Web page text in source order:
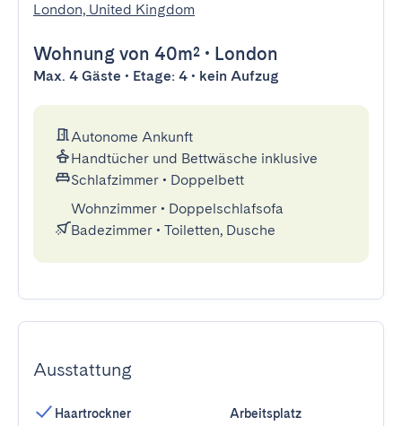
London, United Kingdom
Wohnung von 40m² • London
Max. 4 Gäste • Etage: 4 • kein Aufzug
Autonome Ankunft
Handtücher und Bettwäsche inklusive
Schlafzimmer • Doppelbett
Wohnzimmer • Doppelschlafsofa
Badezimmer • Toiletten, Dusche
Ausstattung
Haartrockner
Arbeitsplatz